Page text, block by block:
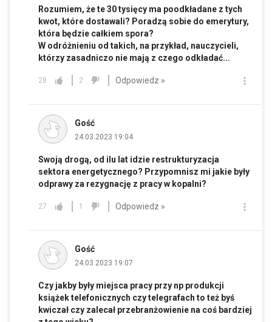
Rozumiem, że te 30 tysięcy ma poodkładane z tych
kwot, które dostawali? Poradzą sobie do emerytury,
która będzie całkiem spora?
W odróżnieniu od takich, na przykład, nauczycieli,
którzy zasadniczo nie mają z czego odkładać...
28 2 Odpowiedz »
Gość
24.03.2023 19:04
Swoją drogą, od ilu lat idzie restrukturyzacja
sektora energetycznego? Przypomnisz mi jakie były
odprawy za rezygnację z pracy w kopalni?
27 1 Odpowiedz »
Gość
24.03.2023 19:07
Czy jakby były miejsca pracy przy np produkcji
książek telefonicznych czy telegrafach to też byś
kwiczał czy zalecał przebranżowienie na coś bardziej